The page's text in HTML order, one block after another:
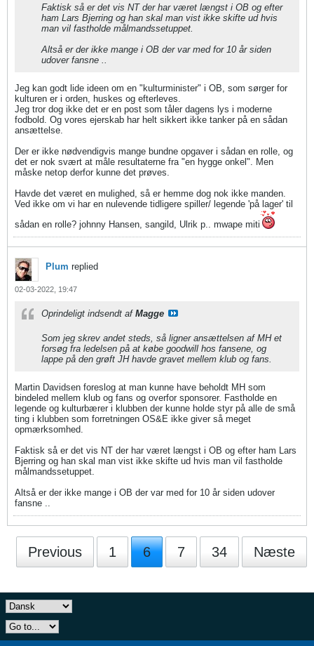
Faktisk så er det vis NT der har været længst i OB og efter
ham Lars Bjerring og han skal man vist ikke skifte ud hvis
man vil fastholde målmandssetuppet.
Altså er der ikke mange i OB der var med for 10 år siden
udover fansne ..
Jeg kan godt lide ideen om en "kulturminister" i OB, som sørger for
kulturen er i orden, huskes og efterleves.
Jeg tror dog ikke det er en post som tåler dagens lys i moderne
fodbold. Og vores ejerskab har helt sikkert ikke tanker på en sådan
ansættelse.
Der er ikke nødvendigvis mange bundne opgaver i sådan en rolle, og
det er nok svært at måle resultaterne fra "en hygge onkel". Men
måske netop derfor kunne det prøves.
Havde det været en mulighed, så er hemme dog nok ikke manden.
Ved ikke om vi har en nulevende tidligere spiller/ legende 'på lager' til
sådan en rolle? johnny Hansen, sangild, Ulrik p.. mwape miti
Plum replied
02-03-2022, 19:47
Oprindeligt indsendt af Magge
Som jeg skrev andet steds, så ligner ansættelsen af MH et
forsøg fra ledelsen på at købe goodwill hos fansene, og
lappe på den grøft JH havde gravet mellem klub og fans.
Martin Davidsen foreslog at man kunne have beholdt MH som
bindeled mellem klub og fans og overfor sponsorer. Fastholde en
legende og kulturbærer i klubben der kunne holde styr på alle de små
ting i klubben som forretningen OS&E ikke giver så meget
opmærksomhed.
Faktisk så er det vis NT der har været længst i OB og efter ham Lars
Bjerring og han skal man vist ikke skifte ud hvis man vil fastholde
målmandssetuppet.
Altså er der ikke mange i OB der var med for 10 år siden udover
fansne ..
Previous 1 6 7 34 Næste